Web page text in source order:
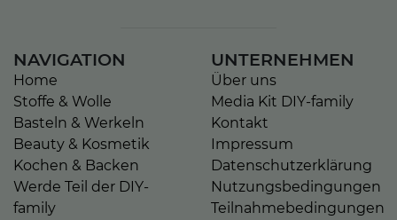
NAVIGATION
Home
Stoffe & Wolle
Basteln & Werkeln
Beauty & Kosmetik
Kochen & Backen
Werde Teil der DIY-
family
UNTERNEHMEN
Über uns
Media Kit DIY-family
Kontakt
Impressum
Datenschutzerklärung
Nutzungsbedingungen
Teilnahmebedingungen